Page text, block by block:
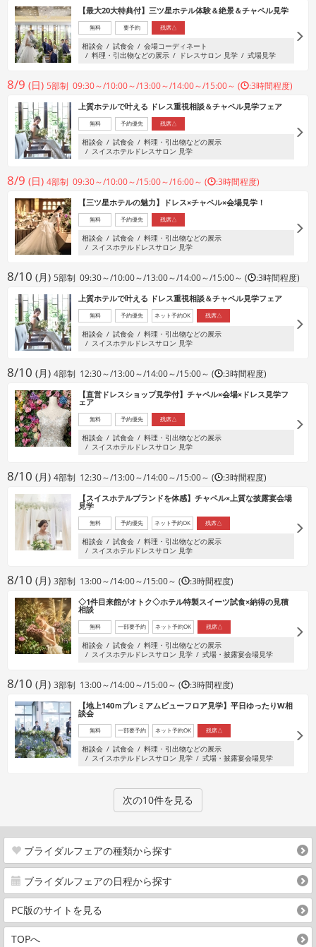
【最大20大特典付】三ツ星ホテル体験＆絶景＆チャペル見学
無料 要予約 残席△
相談会 試食会
会場コーディネート
料理・引出物などの展示
ドレスサロン 見学 式場見学
8/9 (日) 5部制 09:30～/10:00～/13:00～/14:00～/15:00～ ( :3時間程度)
上質ホテルで叶える ドレス重視相談＆チャペル見学フェア
無料 予約優先 残席△
相談会 試食会
料理・引出物などの展示
スイスホテルドレスサロン 見学
8/9 (日) 4部制 09:30～/10:00～/15:00～/16:00～ ( :3時間程度)
【三ツ星ホテルの魅力】ドレス×チャペル×会場見学！
無料 予約優先 残席△
相談会 試食会
料理・引出物などの展示
スイスホテルドレスサロン 見学
8/10 (月) 5部制 09:30～/10:00～/13:00～/14:00～/15:00～ ( :3時間程度)
上質ホテルで叶える ドレス重視相談＆チャペル見学フェア
無料 予約優先 ネット予約OK 残席△
相談会 試食会
料理・引出物などの展示
スイスホテルドレスサロン 見学
8/10 (月) 4部制 12:30～/13:00～/14:00～/15:00～ ( :3時間程度)
【直営ドレスショップ見学付】チャペル×会場×ドレス見学フ
ェア
無料 予約優先 残席△
相談会 試食会
料理・引出物などの展示
スイスホテルドレスサロン 見学
8/10 (月) 4部制 12:30～/13:00～/14:00～/15:00～ ( :3時間程度)
【スイスホテルブランドを体感】チャペル×上質な披露宴会場
見学
無料 予約優先 ネット予約OK 残席△
相談会 試食会
料理・引出物などの展示
スイスホテルドレスサロン 見学
8/10 (月) 3部制 13:00～/14:00～/15:00～ ( :3時間程度)
◇1件目来館がオトク◇ホテル特製スイーツ試食×納得の見積
相談
無料 一部要予約 ネット予約OK 残席△
相談会 試食会
料理・引出物などの展示
スイスホテルドレスサロン 見学
式場・披露宴会場見学
8/10 (月) 3部制 13:00～/14:00～/15:00～ ( :3時間程度)
【地上140ｍプレミアムビューフロア見学】平日ゆったりW相
談会
無料 一部要予約 ネット予約OK 残席△
相談会 試食会
料理・引出物などの展示
スイスホテルドレスサロン 見学
式場・披露宴会場見学
次の10件を見る
ブライダルフェアの種類から探す
ブライダルフェアの日程から探す
PC版のサイトを見る
TOPへ